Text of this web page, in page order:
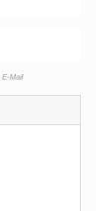
E-Mail